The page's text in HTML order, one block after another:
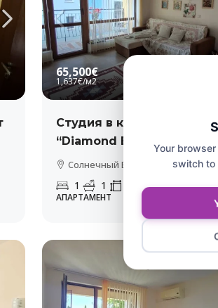
65,500€
1,637€/м2
Студия в комплексе
“Diamond Bay”
Солнечный Берег
1 1 m² 3
АПАРТАМЕНТ
Your
switch to